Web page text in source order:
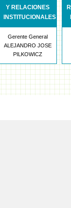
Y RELACIONES
INSTITUCIONALES
Gerente General
ALEJANDRO JOSE
PILKOWICZ